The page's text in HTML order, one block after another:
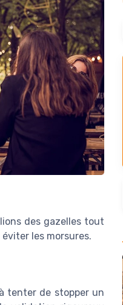
des gazelles tout
les morsures.
tenter de stopper un